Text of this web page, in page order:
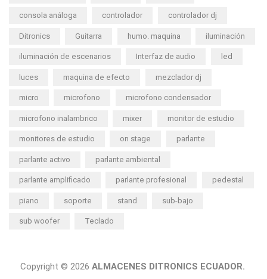
consola análoga controlador controlador dj
Ditronics Guitarra humo. maquina iluminación
iluminación de escenarios Interfaz de audio led
luces maquina de efecto mezclador dj
micro microfono microfono condensador
microfono inalambrico mixer monitor de estudio
monitores de estudio on stage parlante
parlante activo parlante ambiental
parlante amplificado parlante profesional pedestal
piano soporte stand sub-bajo
sub woofer Teclado
Copyright © 2026 ALMACENES DITRONICS ECUADOR.